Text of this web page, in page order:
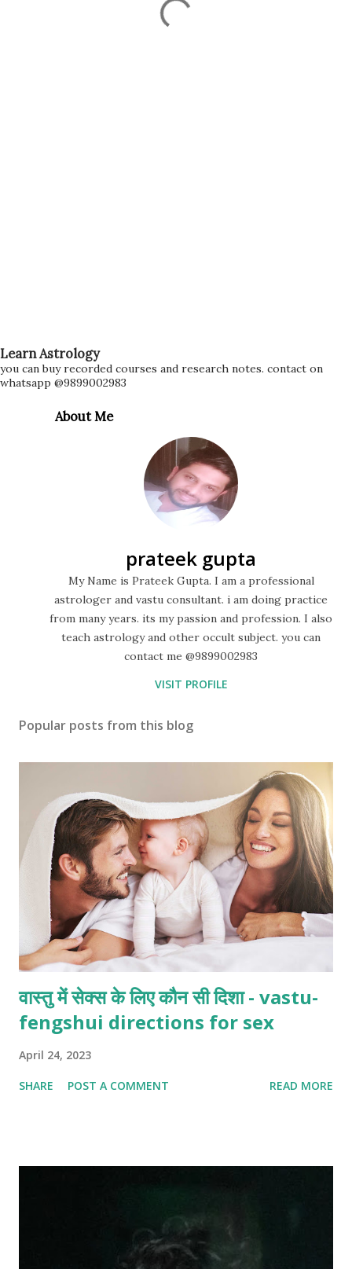
Learn Astrology
you can buy recorded courses and research notes. contact on
whatsapp @9899002983
About Me
prateek gupta
My Name is Prateek Gupta. I am a professional
astrologer and vastu consultant. i am doing practice
from many years. its my passion and profession. I also
teach astrology and other occult subject. you can
contact me @9899002983
VISIT PROFILE
Popular posts from this blog
वास्तु में सेक्स के लिए कौन सी दिशा - vastu-
fengshui directions for sex
April 24, 2023
SHARE POST A COMMENT READ MORE